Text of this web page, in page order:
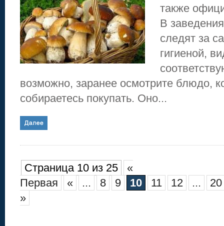
также
В
следят за
гигиеной,
возможно, заранее осмотрите блюдо,
собираетесь покупать. Оно...
Страница 10 из 25
«
Первая
« ... 8 9 10 11 12 ...
20
»